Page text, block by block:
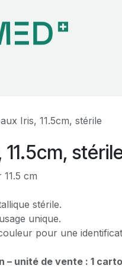
Iris, 11.5cm, stérile
11.5cm,
cm
stérile.
unique.
pour une
– unité de vente : 1